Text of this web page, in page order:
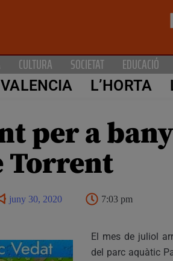
CULTURA SOCIETAT EDUCACIÓ
VALENCIA L’HORTA
per a
Torrent
juny 30, 2020 7:03 pm
El mes de juliol
del parc aquàtic